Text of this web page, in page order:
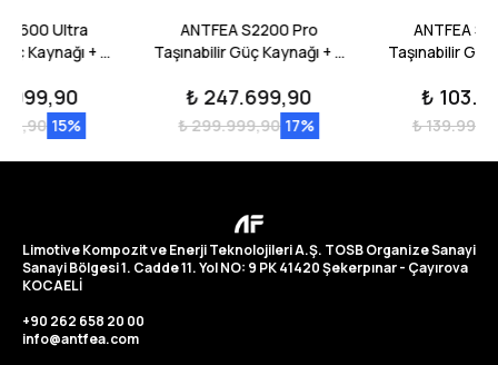
F3600 Ultra
Kaynağı + 4
kW / 21.5 kWh
15%
ANTFEA S2200 Pro
Taşınabilir Güç Kaynağı + 2
Batarya + 4 adet 300W
Taşınabilir Güneş Paneli + 2
adet Güneş Paneli
Paralelleme Kablosu
₺ 247.699,90
₺ 299.999,90 17%
ANTFEA
Taşınabilir Güç
Güneş Paneli
kWh /
₺
₺
Limotive Kompozit ve Enerji Teknolojileri A.Ş. TOSB Organize Sanayi
Sanayi Bölgesi 1. Cadde 11. Yol NO: 9 PK 41420 Şekerpınar - Çayırova
KOCAELİ
+90 262 658 20 00
info@antfea.com